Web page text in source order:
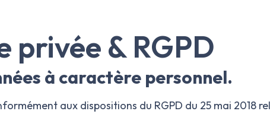
privée & RGPD
à caractère personnel.
aux dispositions du RGPD du 25 mai 2018